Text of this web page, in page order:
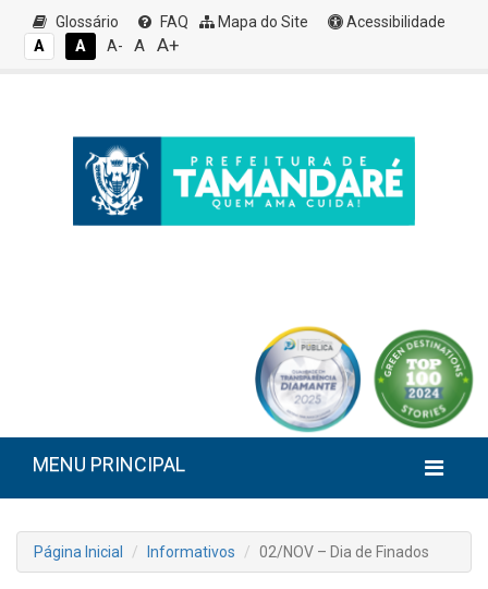
Glossário FAQ Mapa do Site
Acessibilidade
A
A A- A A+
MENU PRINCIPAL
Página Inicial Informativos 02/NOV – Dia de Finados